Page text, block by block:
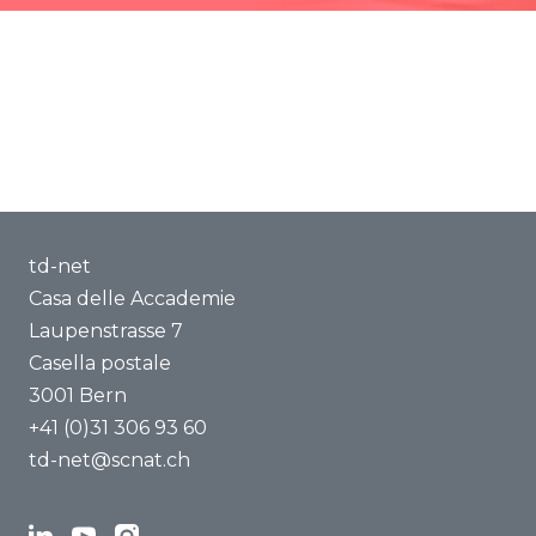
td-net
Casa delle Accademie
Laupenstrasse 7
Casella postale
3001 Bern
+41 (0)31 306 93 60
td-net@scnat.ch